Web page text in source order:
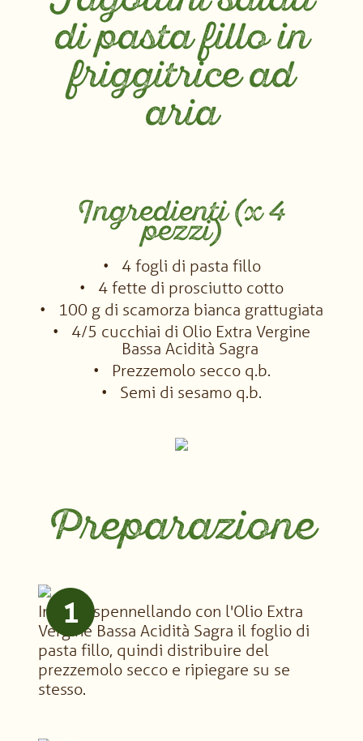
di pasta fillo in
friggitrice ad
aria
Ingredienti (x 4
pezzi)
4 fogli di pasta fillo
4 fette di prosciutto cotto
100 g di scamorza bianca grattugiata
4/5 cucchiai di Olio Extra Vergine
Bassa Acidità Sagra
Prezzemolo secco q.b.
Semi di sesamo q.b.
Preparazione
1
Iniziare spennellando con l'Olio Extra
Vergine Bassa Acidità Sagra il foglio di
pasta fillo, quindi distribuire del
prezzemolo secco e ripiegare su se
stesso.